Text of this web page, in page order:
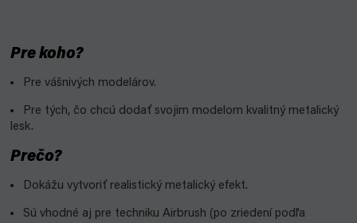
Pre koho?
Pre vášnivých modelárov.
Pre tých, čo chcú dodať svojim modelom kvalitný metalický
lesk.
Prečo?
Dokážu vytvoriť realistický metalický efekt.
Sú vhodné aj pre techniku Airbrush (po zriedení podľa